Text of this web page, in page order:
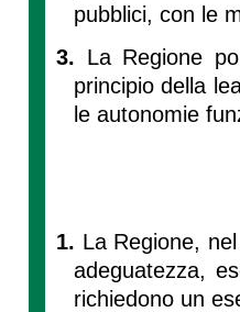
pubblici, con le
3. La Regione
principio della
le autonomie
1. La Regione,
adeguatezza,
richiedono un